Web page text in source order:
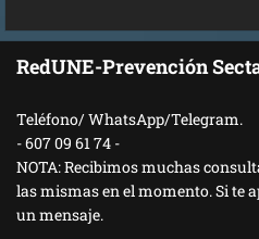
RedUNE-Prevención
Teléfono/ WhatsApp/Telegram.
- 607 09 61 74 -
NOTA: Recibimos muchas
las mismas en el momento. Si te
un mensaje.